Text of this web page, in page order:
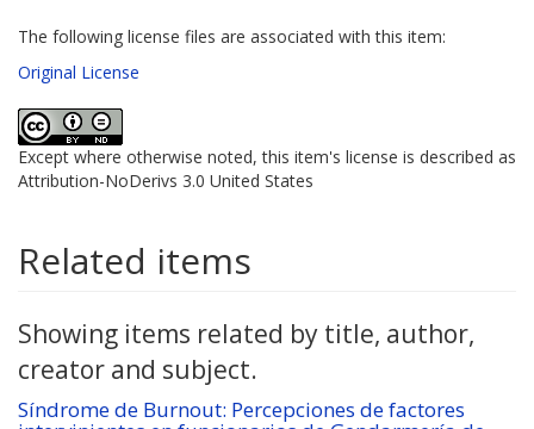
The following license files are associated with this item:
Original License
Except where otherwise noted, this item's license is described as
Attribution-NoDerivs 3.0 United States
Related items
Showing items related by title, author,
creator and subject.
Síndrome de Burnout: Percepciones de factores